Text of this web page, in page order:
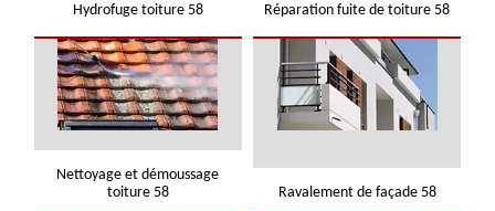
Hydrofuge toiture 58 Réparation fuite de toiture 58
Nettoyage et démoussage
toiture 58
Ravalement de façade 58